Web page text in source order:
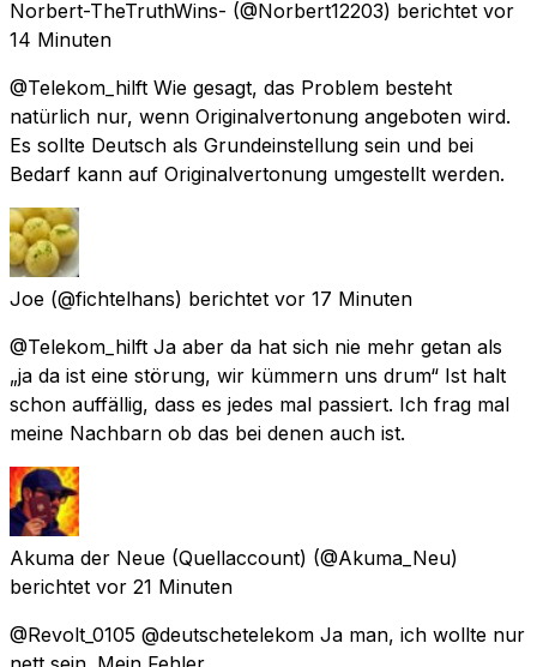
Norbert-TheTruthWins- (@Norbert12203) berichtet vor
14 Minuten
@Telekom_hilft Wie gesagt, das Problem besteht
natürlich nur, wenn Originalvertonung angeboten wird.
Es sollte Deutsch als Grundeinstellung sein und bei
Bedarf kann auf Originalvertonung umgestellt werden.
Joe (@fichtelhans) berichtet vor 17 Minuten
@Telekom_hilft Ja aber da hat sich nie mehr getan als
„ja da ist eine störung, wir kümmern uns drum“ Ist halt
schon auffällig, dass es jedes mal passiert. Ich frag mal
meine Nachbarn ob das bei denen auch ist.
Akuma der Neue (Quellaccount) (@Akuma_Neu)
berichtet vor 21 Minuten
@Revolt_0105 @deutschetelekom Ja man, ich wollte nur